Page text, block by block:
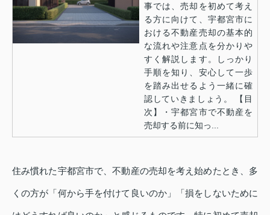
事では、売却を初めて考え
る方に向けて、宇都宮市に
おける不動産売却の基本的
な流れや注意点を分かりや
すく解説します。しっかり
手順を知り、安心して一歩
を踏み出せるよう一緒に確
認していきましょう。 【目
次】・宇都宮市で不動産を
売却する前に知っ...
住み慣れた宇都宮市で、不動産の売却を考え始めたとき、多
くの方が「何から手を付けて良いのか」「損をしないために